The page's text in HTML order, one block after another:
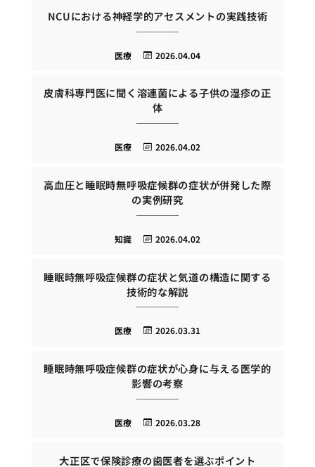
NCUにおける神経学的アセスメントの実践技術
2026.04.04
医療
皮膚科専門医に聞く溶連菌による子供の湿疹の正
体
2026.04.02
医療
高血圧と睡眠時無呼吸症候群の症状が併発した際
の実例研究
2026.04.02
知識
睡眠時無呼吸症候群の症状と気道の構造に関する
技術的な解説
2026.03.31
医療
睡眠時無呼吸症候群の症状が心身に与える医学的
影響の考察
2026.03.28
医療
大正区で保険診療の歯医者を選ぶポイント